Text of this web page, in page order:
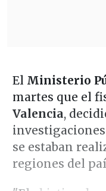
El Ministerio
martes que el
Valencia,
se estaban
regiones del